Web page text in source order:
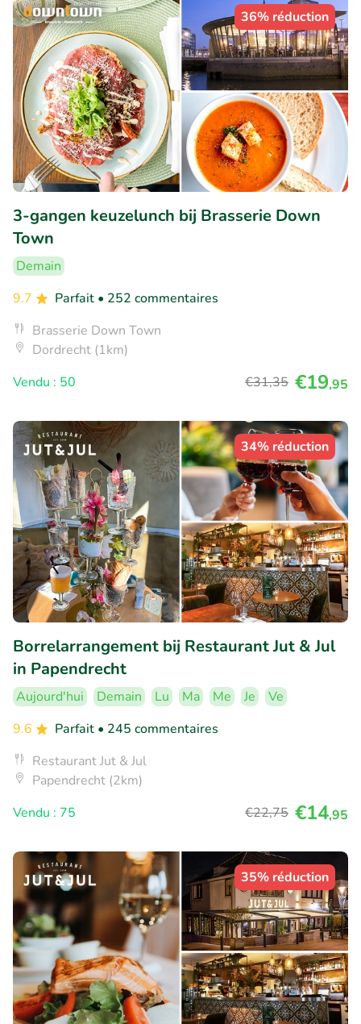
36% réduction
3-gangen keuzelunch bij Brasserie Down
Town
Demain
9.7
Parfait • 252 commentaires
Brasserie Down Town
Dordrecht (1km)
Vendu : 50
€31,35 €19,95
34% réduction
Borrelarrangement bij Restaurant Jut & Jul
in Papendrecht
Aujourd'hui Demain Lu Ma Me Je
Ve
9.6
Parfait • 245 commentaires
Restaurant Jut & Jul
Papendrecht (2km)
Vendu : 75
€22,75 €14,95
35% réduction